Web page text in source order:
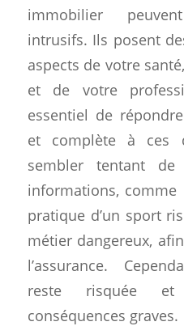
immobilier
intrusifs. Ils posent
aspects de votre
et de votre
essentiel de
et complète à ces
sembler tentant de
informations,
pratique d’un sport
métier dangereux,
l’assurance.
reste risquée
conséquences graves.